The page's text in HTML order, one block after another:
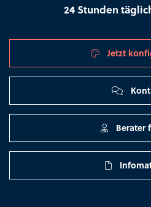
24 Stunden
Jetzt
Berater